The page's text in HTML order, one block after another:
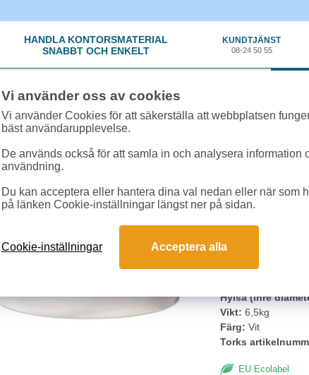
HANDLA KONTORSMATERIAL
SNABBT OCH ENKELT
KUNDTJÄNST
08-24 50 55
»Städ, Hygien»Industritork»Industritork Tork Avtorkningspapper W1
Industritork
Ett operforerat
och är godkänt för
System:
Längd:
Bredd:24,5cm
Hylsa (inre
Vikt: 6,5kg
Färg: Vit
Torks
EU Ecolabel
Vi använder oss av cookies
Vi använder Cookies för att säkerställa att webbplatsen
bäst användarupplevelse.
De används också för att samla in och analysera information
användning.
Du kan acceptera eller hantera dina val nedan eller när som
på länken Cookie-inställningar längst ner på sidan.
Cookie-inställningar Acceptera alla